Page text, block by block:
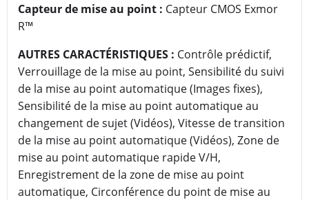
Capteur de mise au point : Capteur CMOS Exmor
R™
AUTRES CARACTÉRISTIQUES : Contrôle prédictif,
Verrouillage de la mise au point, Sensibilité du suivi
de la mise au point automatique (Images fixes),
Sensibilité de la mise au point automatique au
changement de sujet (Vidéos), Vitesse de transition
de la mise au point automatique (Vidéos), Zone de
mise au point automatique rapide V/H,
Enregistrement de la zone de mise au point
automatique, Circonférence du point de mise au